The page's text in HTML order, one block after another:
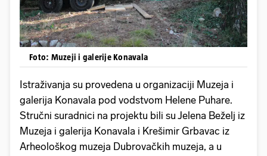
Foto: Muzeji i galerije Konavala
Istraživanja su provedena u organizaciji Muzeja i
galerija Konavala pod vodstvom Helene Puhare.
Stručni suradnici na projektu bili su Jelena Beželj iz
Muzeja i galerija Konavala i Krešimir Grbavac iz
Arheološkog muzeja Dubrovačkih muzeja, a u